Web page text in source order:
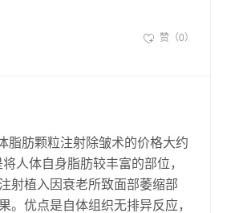
赞（0）
脂肪颗粒注射除皱术的价格大约
人体自身脂肪较丰富的部位，
射植入因衰老所致面部萎缩部
优点是自体组织无排异反应，